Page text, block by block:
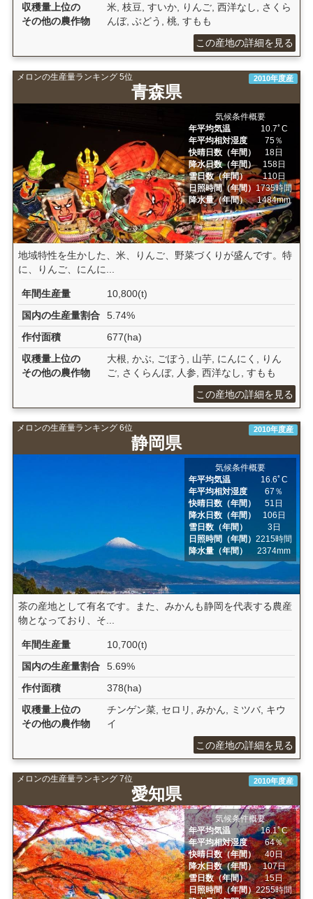
収穫量上位の
その他の農作物
米, 枝豆, すいか, りんご, 西洋なし, さくら
んぼ, ぶどう, 桃, すもも
この産地の詳細を見る
メロンの生産量ランキング 5位
青森県
2010年度産
気候条件概要
年平均気温
10.7ﾟC
年平均相対湿度
75％
快晴日数（年間）
18日
降水日数（年間）
158日
雪日数（年間）
110日
日照時間（年間） 1735時間
降水量（年間）
1484mm
地域特性を生かした、米、りんご、野菜づくりが盛んです。特
に、りんご、にんに...
年間生産量
10,800(t)
国内の生産量割合
5.74%
作付面積
677(ha)
収穫量上位の
その他の農作物
大根, かぶ, ごぼう, 山芋, にんにく, りん
ご, さくらんぼ, 人参, 西洋なし, すもも
この産地の詳細を見る
メロンの生産量ランキング 6位
静岡県
2010年度産
気候条件概要
年平均気温
16.6ﾟC
年平均相対湿度
67％
快晴日数（年間）
51日
降水日数（年間）
106日
雪日数（年間）
3日
日照時間（年間）2215時間
降水量（年間）
2374mm
茶の産地として有名です。また、みかんも静岡を代表する農産
物となっており、そ...
年間生産量
10,700(t)
国内の生産量割合
5.69%
作付面積
378(ha)
収穫量上位の
その他の農作物
チンゲン菜, セロリ, みかん, ミツバ, キウ
イ
この産地の詳細を見る
メロンの生産量ランキング 7位
愛知県
2010年度産
気候条件概要
年平均気温
16.1ﾟC
年平均相対湿度
64％
快晴日数（年間）
40日
降水日数（年間）
107日
雪日数（年間）
15日
日照時間（年間）2255時間